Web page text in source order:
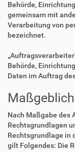
Behörde,
gemeinsam mit
Verarbeitung von
bezeichnet.
Behörde,
Daten im Auftrag
Nach Maßgabe des
Rechtsgrundlagen
Rechtsgrundlage in
gilt Folgendes: Die